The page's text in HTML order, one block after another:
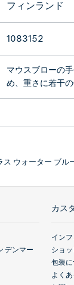
フィンランド
1083152
マウスブローの
め、重さに若干
ス ウォーター ブル
デンマー
カス
イン
ショ
包装
よく